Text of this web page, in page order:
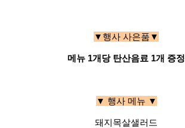
▼행사 사은품▼
메뉴 1개당 탄산음료 1개 증정
▼ 행사 메뉴 ▼
돼지목살샐러드